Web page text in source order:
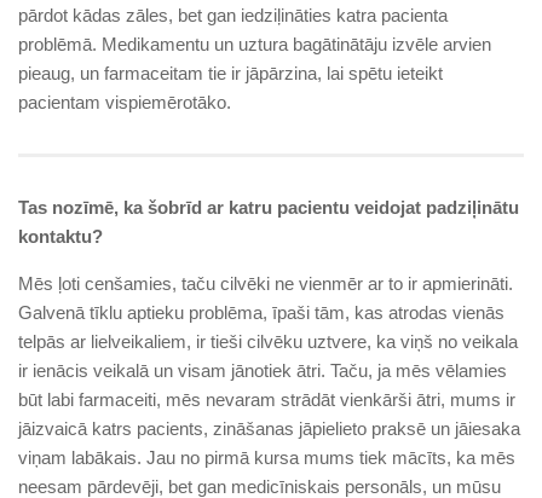
pārdot kādas zāles, bet gan iedziļināties katra pacienta
problēmā. Medikamentu un uztura bagātinātāju izvēle arvien
pieaug, un farmaceitam tie ir jāpārzina, lai spētu ieteikt
pacientam vispiemērotāko.
Tas nozīmē, ka šobrīd ar katru pacientu veidojat padziļinātu
kontaktu?
Mēs ļoti cenšamies, taču cilvēki ne vienmēr ar to ir apmierināti.
Galvenā tīklu aptieku problēma, īpaši tām, kas atrodas vienās
telpās ar lielveikaliem, ir tieši cilvēku uztvere, ka viņš no veikala
ir ienācis veikalā un visam jānotiek ātri. Taču, ja mēs vēlamies
būt labi farmaceiti, mēs nevaram strādāt vienkārši ātri, mums ir
jāizvaicā katrs pacients, zināšanas jāpielieto praksē un jāiesaka
viņam labākais. Jau no pirmā kursa mums tiek mācīts, ka mēs
neesam pārdevēji, bet gan medicīniskais personāls, un mūsu